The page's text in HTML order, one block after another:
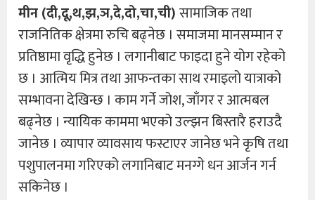
मीन (दी,दू,थ,झ,ञ,दे,दो,चा,ची)सामाजिक तथा
राजनितिक क्षेत्रमा रुचि बढ्नेछ । समाजमा मानसम्मान र
प्रतिष्ठामा वृद्धि हुनेछ । लगानीबाट फाइदा हुने योग रहेको
छ । आत्मिय मित्र तथा आफन्तका साथ रमाइलो यात्राको
सम्भावना देखिन्छ । काम गर्ने जोश, जाँगर र आत्मबल
बढ्नेछ । न्यायिक काममा भएको उल्झन बिस्तारै हराउदै
जानेछ । व्यापार व्यावसाय फस्टाएर जानेछ भने कृषि तथा
पशुपालनमा गरिएको लगानिबाट मनग्गे धन आर्जन गर्न
सकिनेछ ।